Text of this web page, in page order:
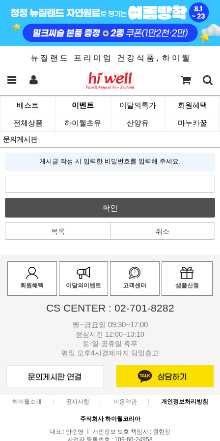
뉴 질 랜 드 프 리 미 엄 건 강 식 품 , 하 이 웰
베스트 이벤트 이달의특가 회원혜택
전체상품 하이웰초유 산양유 마누카꿀
문의게시판
게시글 작성 시 입력한 비밀번호를 입력해 주세요.
확인
목록 취소
회원혜택 이달의이벤트 고객센터 샘플신청
CS CENTER : 02-701-8282
월~금요일 09:30~17:00
점심시간 12:00~13:10
토·일·공휴일 휴무
평일 오후4시결제까지 당일출고
하이웰소개 공지사항 이용약관 개인정보처리방침
주식회사 하이웰코리아
대표 : 안순영 ㅣ 개인정보 보호 책임자 : 원현정
사업자 등록번호 : 109-86-24958